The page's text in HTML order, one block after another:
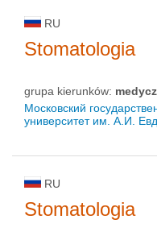
RU
Stomatologia
grupa kierunków:
Московский
университет им. А.И.
RU
Stomatologia